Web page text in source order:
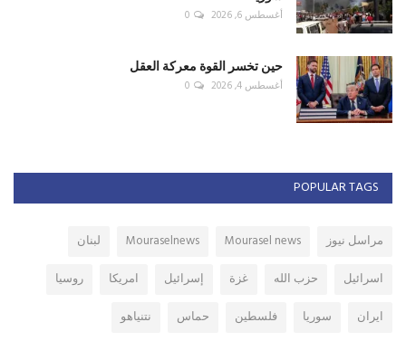
أغسطس 6, 2026 0
حين تخسر القوة معركة العقل
أغسطس 4, 2026 0
POPULAR TAGS
مراسل نيوز Mourasel news
Mouraselnews
لبنان
اسرائيل
حزب الله غزة إسرائيل امريكا
روسيا
ايران
سوريا فلسطين حماس نتنياهو